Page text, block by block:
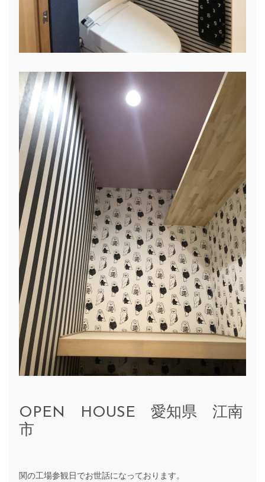
OPEN HOUSE 愛知県 江南
市
関の工場参観日でお世話になっております。